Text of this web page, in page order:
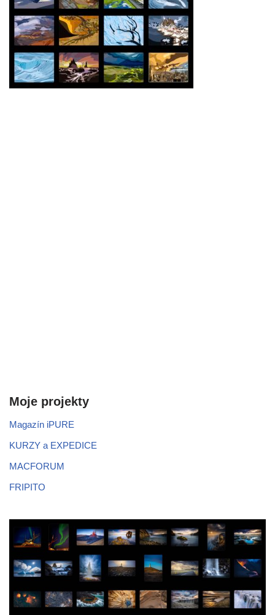
Moje projekty
Magazín iPURE
KURZY a EXPEDICE
MACFORUM
FRIPITO